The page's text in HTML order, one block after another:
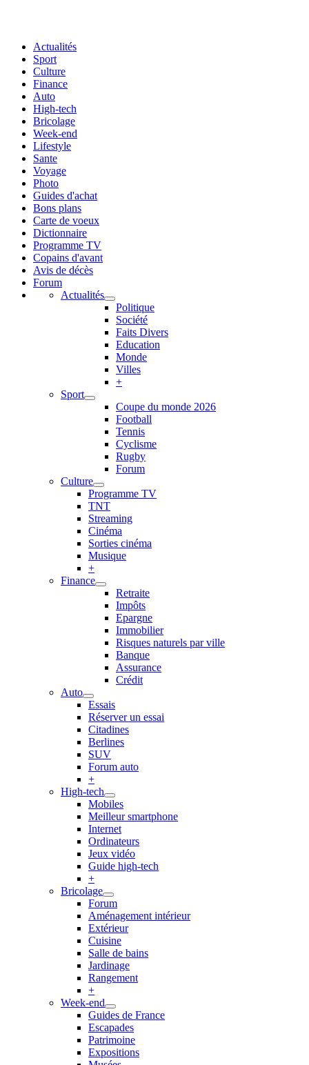
Actualités
Sport
Culture
Finance
Auto
High-tech
Bricolage
Week-end
Lifestyle
Sante
Voyage
Photo
Guides d'achat
Bons plans
Carte de voeux
Dictionnaire
Programme TV
Copains d'avant
Avis de décès
Forum
Actualités
Politique
Société
Faits Divers
Education
Monde
Villes
+
Sport
Coupe du monde 2026
Football
Tennis
Cyclisme
Rugby
Forum
Culture
Programme TV
TNT
Streaming
Cinéma
Sorties cinéma
Musique
+
Finance
Retraite
Impôts
Epargne
Immobilier
Risques naturels par ville
Banque
Assurance
Crédit
Auto
Essais
Réserver un essai
Citadines
Berlines
SUV
Forum auto
+
High-tech
Mobiles
Meilleur smartphone
Internet
Ordinateurs
Jeux vidéo
Guide high-tech
+
Bricolage
Forum
Aménagement intérieur
Extérieur
Cuisine
Salle de bains
Jardinage
Rangement
+
Week-end
Guides de France
Escapades
Patrimoine
Expositions